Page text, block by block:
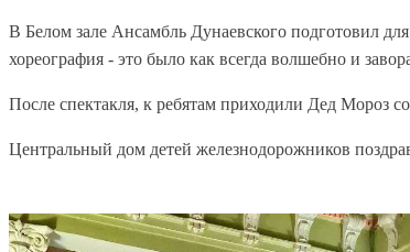
В Белом зале Ансамбль Дунаевского подготовил
хореография - это было как всегда волшебно и
После спектакля, к ребятам приходили Дед Мороз
Центральный дом детей железнодорожников